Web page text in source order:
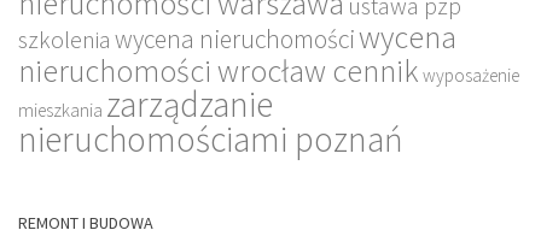
szkolenia wycena nieruchomościwycena
nieruchomości wrocław cennik wyposażenie
mieszkania zarządzanie
nieruchomościami poznań
REMONT I BUDOWA